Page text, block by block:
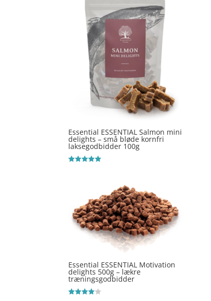
Essential ESSENTIAL Salmon mini
delights – små bløde kornfri
laksegodbidder 100g
Essential ESSENTIAL Motivation
delights 500g – lækre
træningsgodbidder